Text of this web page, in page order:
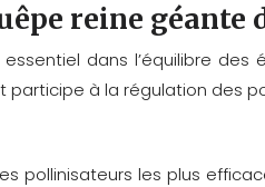
reine géante
dans l’équilibre
à la régulation des
pollinisateurs les plus